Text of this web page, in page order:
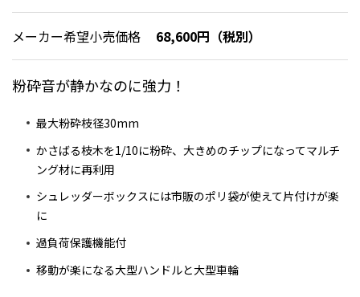
メーカー希望小売価格 68,600円（税別）
粉砕音が静かなのに強力！
最大粉砕枝径30mm
かさばる枝木を1/10に粉砕、大きめのチップになってマルチ
ング材に再利用
シュレッダーボックスには市販のポリ袋が使えて片付けが楽
に
過負荷保護機能付
移動が楽になる大型ハンドルと大型車輪